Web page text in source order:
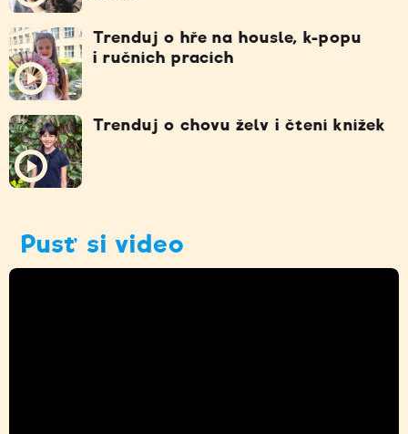
Trenduj o hře na housle, k-popu
i ručních pracích
Trenduj o chovu želv i čtení knížek
Pusť si video